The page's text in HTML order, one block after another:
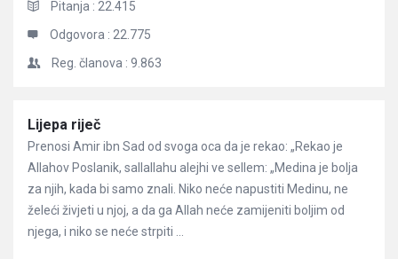
Pitanja : 22.415
Odgovora : 22.775
Reg. članova : 9.863
Članci
Lijepa riječ
Prenosi Amir ibn Sad od svoga oca da je rekao: „Rekao je
Allahov Poslanik, sallallahu alejhi ve sellem: „Medina je bolja
za njih, kada bi samo znali. Niko neće napustiti Medinu, ne
želeći živjeti u njoj, a da ga Allah neće zamijeniti boljim od
njega, i niko se neće strpiti ...